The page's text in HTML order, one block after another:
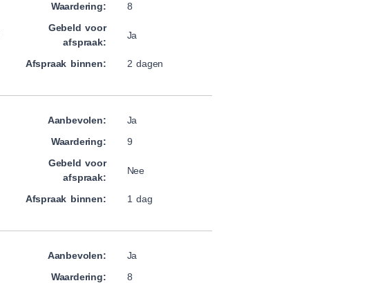
Waardering:
8
Gebeld voor
afspraak:
Ja
Afspraak binnen: 2 dagen
Aanbevolen:
Ja
Waardering:
9
Gebeld voor
afspraak:
Nee
Afspraak binnen: 1 dag
Aanbevolen:
Ja
Waardering:
8